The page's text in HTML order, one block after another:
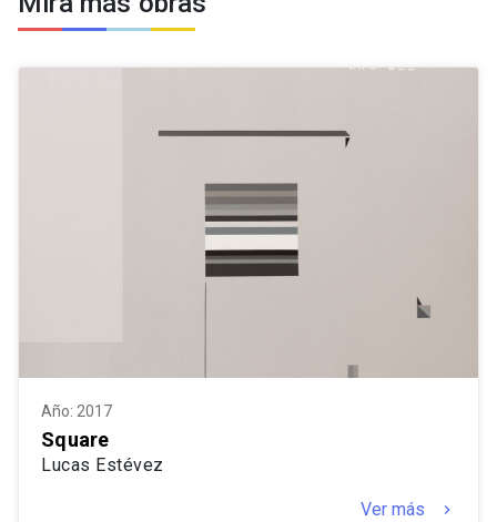
Año: 2017
Square
Lucas Estévez
Ver más keyboard_arrow_right